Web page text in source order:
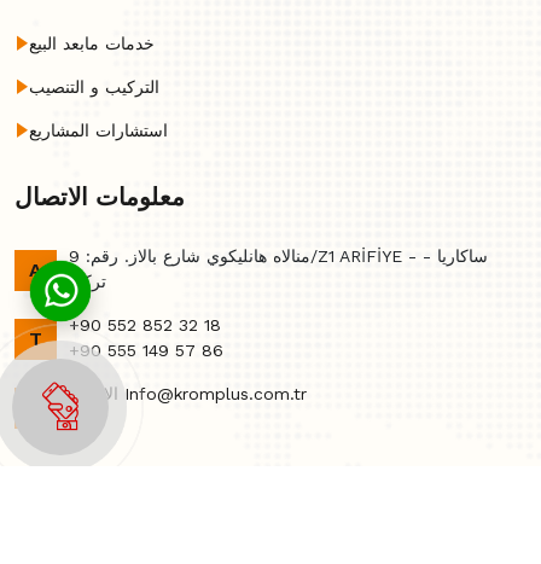
خدمات مابعد البيع
التركيب و التنصيب
استشارات المشاريع
معلومات الاتصال
A
منالاه هانليكوي شارع بالاز. رقم: 9/Z1 ARİFİYE - ساكاريا -
تركي
T
+90 552 852 32 18
+90 555 149 57 86
الاتصال Info@kromplus.com.tr